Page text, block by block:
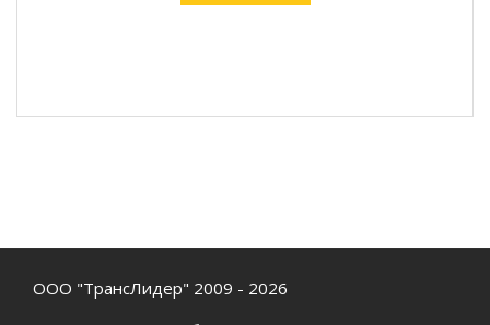
ООО "ТрансЛидер" 2009 - 2026